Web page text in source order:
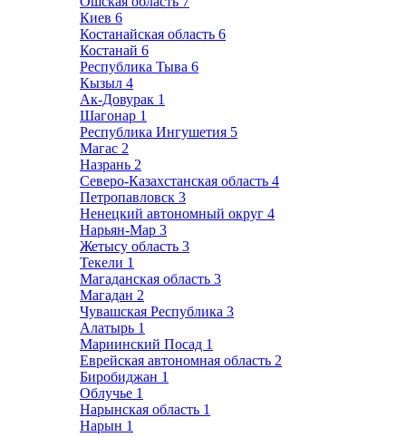
Киев 6
Костанайская область 6
Костанай 6
Республика Тыва 6
Кызыл 4
Ак-Довурак 1
Шагонар 1
Республика Ингушетия 5
Магас 2
Назрань 2
Северо-Казахстанская область 4
Петропавловск 3
Ненецкий автономный округ 4
Нарьян-Мар 3
Жетысу область 3
Текели 1
Магаданская область 3
Магадан 2
Чувашская Республика 3
Алатырь 1
Мариинский Посад 1
Еврейская автономная область 2
Биробиджан 1
Облучье 1
Нарынская область 1
Нарын 1